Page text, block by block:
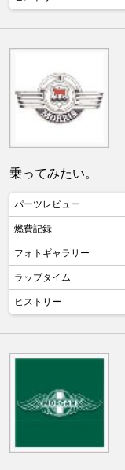
乗ってみたい。
パーツレビュー
燃費記録
フォトギャラリー
ラップタイム
ヒストリー